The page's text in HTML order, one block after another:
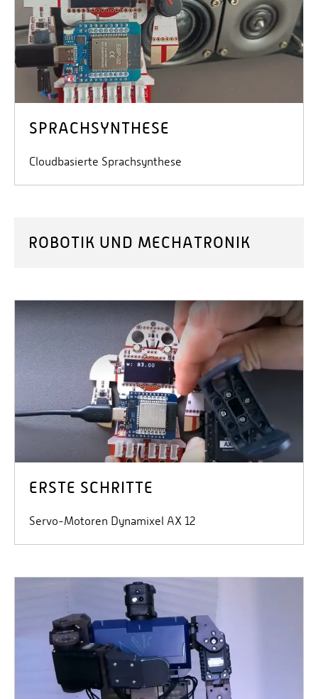
SPRACHSYNTHESE
Cloudbasierte Sprachsynthese
ROBOTIK UND MECHATRONIK
ERSTE SCHRITTE
Servo-Motoren Dynamixel AX 12